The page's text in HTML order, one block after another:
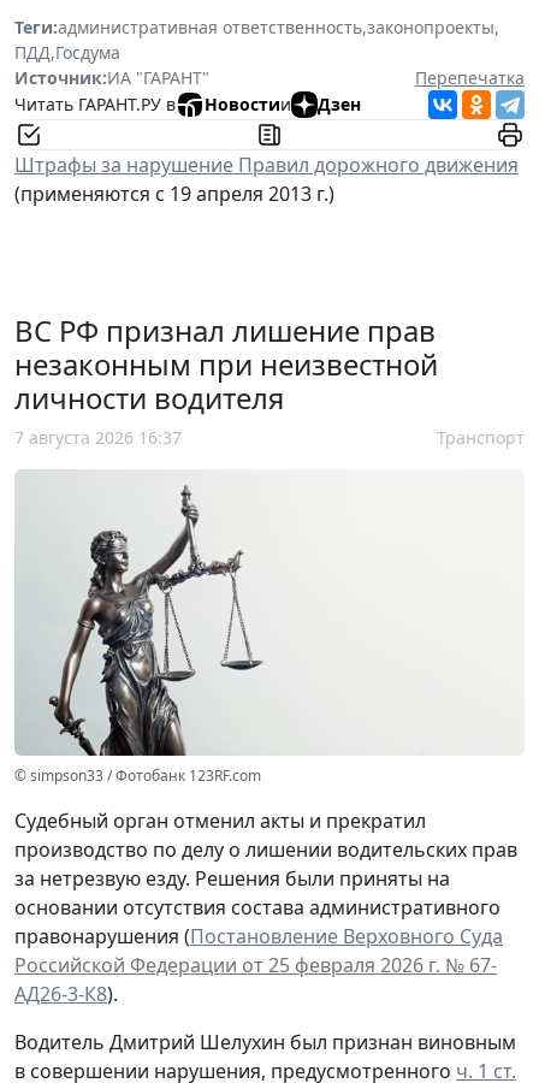
Теги:административная ответственность,законопроекты,
ПДД,Госдума
Источник:ИА "ГАРАНТ"
Перепечатка
Читать ГАРАНТ.РУ в
Новостии Дзен
Штрафы за нарушение Правил дорожного движения
(применяются с 19 апреля 2013 г.)
ВС РФ признал лишение прав
незаконным при неизвестной
личности водителя
7 августа 2026 16:37 Транспорт
© simpson33 / Фотобанк 123RF.com
Судебный орган отменил акты и прекратил
производство по делу о лишении водительских прав
за нетрезвую езду. Решения были приняты на
основании отсутствия состава административного
правонарушения (Постановление Верховного Суда
Российской Федерации от 25 февраля 2026 г. № 67-
АД26-3-К8).
Водитель Дмитрий Шелухин был признан виновным
в совершении нарушения, предусмотренного ч. 1 ст.